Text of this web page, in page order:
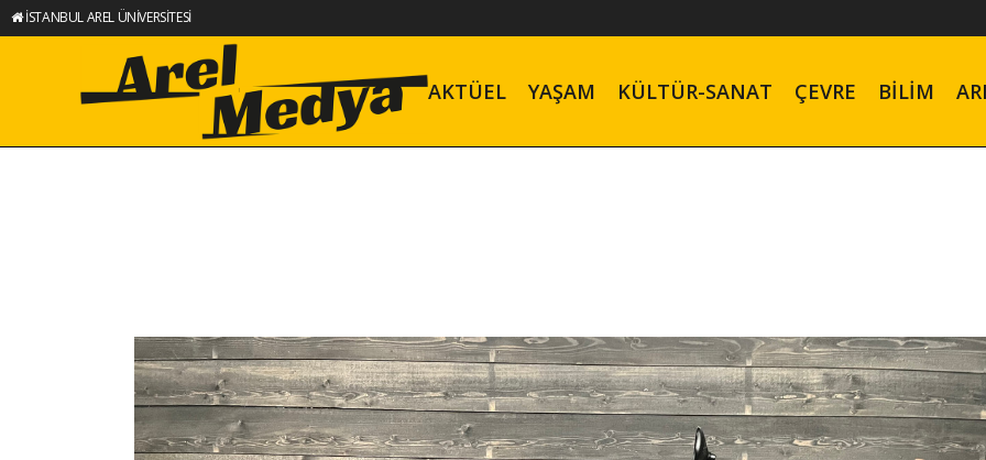
İSTANBUL AREL ÜNİVERSİTESİ
AKTÜEL YAŞAM KÜLTÜR-SANAT ÇEVRE BILIM